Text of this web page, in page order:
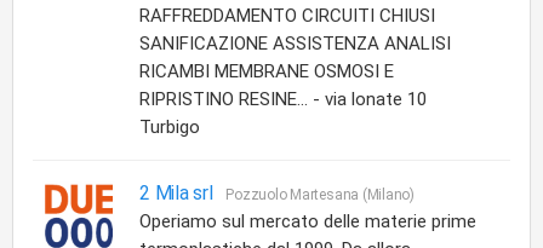
RAFFREDDAMENTO CIRCUITI CHIUSI
SANIFICAZIONE ASSISTENZA ANALISI
RICAMBI MEMBRANE OSMOSI E
RIPRISTINO RESINE... - via lonate 10
Turbigo
2 Mila srl Pozzuolo Martesana (Milano)
Operiamo sul mercato delle materie prime